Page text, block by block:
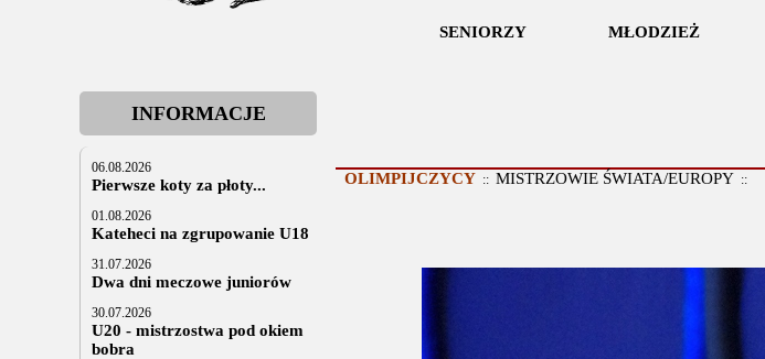
SENIORZY MŁODZIEŻ
INFORMACJE
06.08.2026
Pierwsze koty za płoty...
01.08.2026
Kateheci na zgrupowanie U18
31.07.2026
Dwa dni meczowe juniorów
30.07.2026
U20 - mistrzostwa pod okiem
bobra
OLIMPIJCZYCY :: MISTRZOWIE ŚWIATA/EUROPY ::